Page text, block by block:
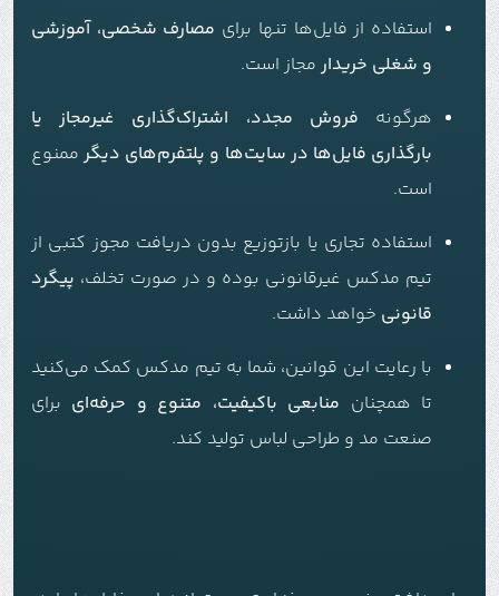
استفاده از فایل‌ها تنها برای مصارف شخصی، آموزشی
و شغلی خریدار مجاز است.
هرگونه فروش مجدد، اشتراک‌گذاری غیرمجاز یا
بارگذاری فایل‌ها در سایت‌ها و پلتفرم‌های دیگرممنوع
است.
استفاده تجاری یا بازتوزیع بدون دریافت مجوز کتبی از
تیم مدکس غیرقانونی بوده و در صورت تخلف، پیگرد
قانونی خواهد داشت.
با رعایت این قوانین، شما به تیم مدکس کمک می‌کنید
تا همچنان منابعی باکیفیت، متنوع و حرفه‌ای برای
صنعت مد و طراحی لباس تولید کند.